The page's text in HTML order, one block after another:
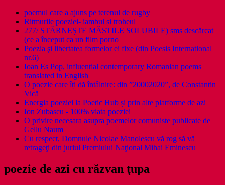
poemul care a ajuns pe terenul de rugby
Ritmurile poeziei- iambul și troheul
277/ STÂRNEȘTE MĂȘTILE SOLUBILE) sms descărcat
(ce a început ca un film porno
Poezia şi libertatea formelor ei fixe (din Poesis International
nr.6)
Ioan Es Pop, influential contemporary Romanian poems
translated in English
O poezie care îți dă întâlnire: din ”20002020”, de Constantin
Vică
Energia poeziei la Poetic Hub și prin alte platforme de azi
Ion Zubascu - 100% viata poeziei
O privire necesara asupra poemelor comuniste publicate de
Gellu Naum
Cu respect, Domnule Nicolae Manolescu vă rog să vă
retrageţi din juriul Premiului Naţional Mihai Eminescu
poezie de azi cu răzvan ţupa